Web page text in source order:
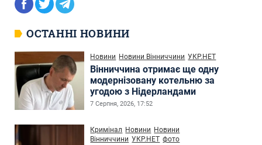
ОСТАННІ НОВИНИ
Новини Новини Вінниччини УКР.НЕТ
Вінниччина отримає ще одну
модернізовану котельню за
угодою з Нідерландами
7 Серпня, 2026, 17:52
Кримінал Новини Новини
Вінниччини УКР.НЕТ фото